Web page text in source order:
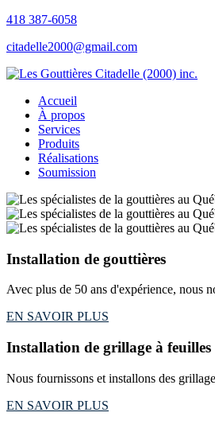
418 387-6058
citadelle2000@gmail.com
Accueil
À propos
Services
Produits
Réalisations
Soumission
Installation de gouttières
Avec plus de 50 ans d'expérience, nous
EN SAVOIR PLUS
Installation de grillage à feuilles
Nous fournissons et installons des
EN SAVOIR PLUS